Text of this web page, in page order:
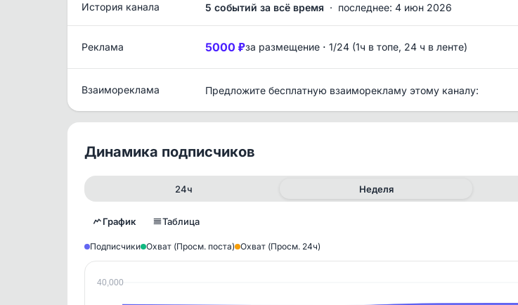
История канала 5 событий за всё время · последнее: 4 июн 2026
Реклама 5000 ₽за размещение · 1/24 (1ч в топе, 24 ч в ленте)
Взаимореклама Предложите бесплатную взаиморекламу этому каналу:
Динамика подписчиков
24ч Неделя
График Таблица
Подписчики Охват (Просм. поста) Охват (Просм. 24ч)
40,000